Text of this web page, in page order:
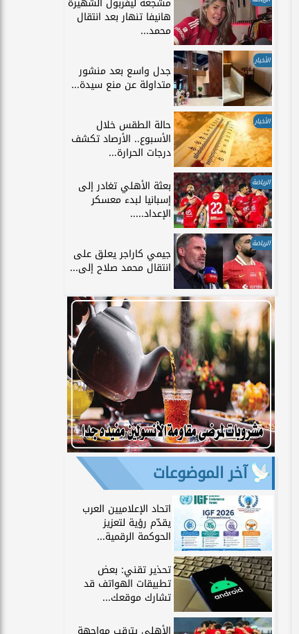
هانيفا تنهار بعد انتقال
محمد...
الأخبار
جدل واسع بعد منشور
متداولة عن منع سيدة...
الأخبار حالة الطقس خلال
الأسبوع.. الأرصاد تكشف
درجات الحرارة...
الرياضة بعثة الأهلي تغادر إلى
إسبانيا لبدء معسكر
الإعداد.....
الرياضة
جيمي كاراجر يعلق على
انتقال محمد صلاح إلى...
آخر الموضوعات
اتحاد الإعلاميين العرب
يقدّم رؤية لتعزيز
الحوكمة الرقمية...
تحذير تقني: بعض
تطبيقات الهواتف قد
تشارك موقعك...